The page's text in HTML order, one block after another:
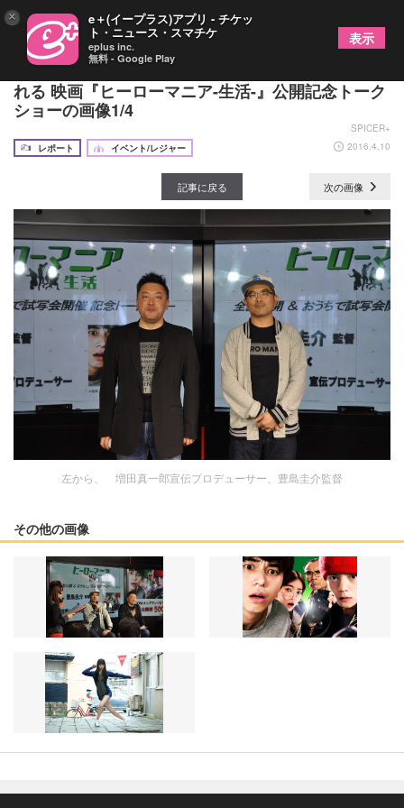
東出昌大、窪田正孝、小松菜奈の裏の顔？が明かさ
れる 映画『ヒーローマニア-生活-』公開記念トーク
ショーの画像1/4
SPICER+
レポート
イベント/レジャー 2016.4.10
記事に戻る 次の画像
左から、 増田真一郎宣伝プロデューサー、豊島圭介監督
その他の画像
× e＋(イープラス)アプリ - チケッ
ト・ニュース・スマチケ
eplus inc.
無料 - Google Play
表示